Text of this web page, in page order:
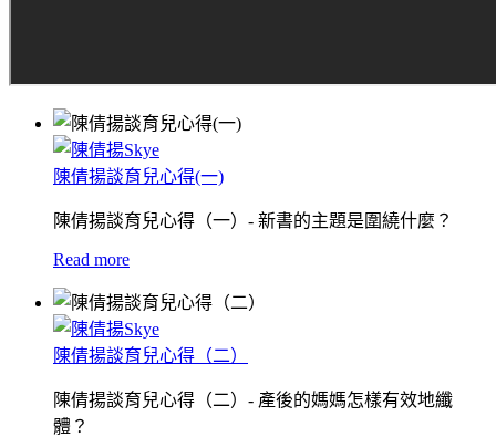
陳倩揚談育兒心得(一)
陳倩揚談育兒心得（一）- 新書的主題是圍繞什麼？
Read more
陳倩揚談育兒心得（二）
陳倩揚談育兒心得（二）- 產後的媽媽怎樣有效地纖
體？